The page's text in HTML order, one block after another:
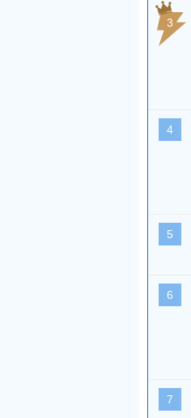
3
4
5
6
7